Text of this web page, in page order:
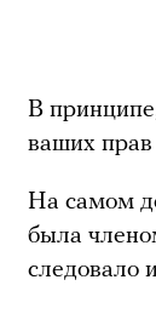
В
ваших прав
На самом
была
следовало